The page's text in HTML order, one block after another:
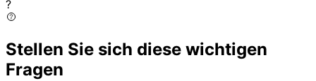
?
Stellen Sie sich diese wichtigen
Fragen